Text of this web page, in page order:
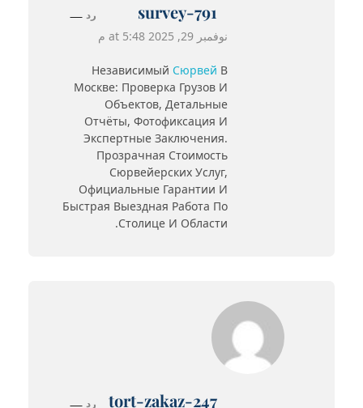
survey-791
نوفمبر 29, 2025 at 5:48 م
Независимый Сюрвей В
Москве: Проверка Грузов И
Объектов, Детальные
Отчёты, Фотофиксация И
Экспертные Заключения.
Прозрачная Стоимость
Сюрвейерских Услуг,
Официальные Гарантии И
Быстрая Выездная Работа По
Столице И Области.
رد
tort-zakaz-247 رد